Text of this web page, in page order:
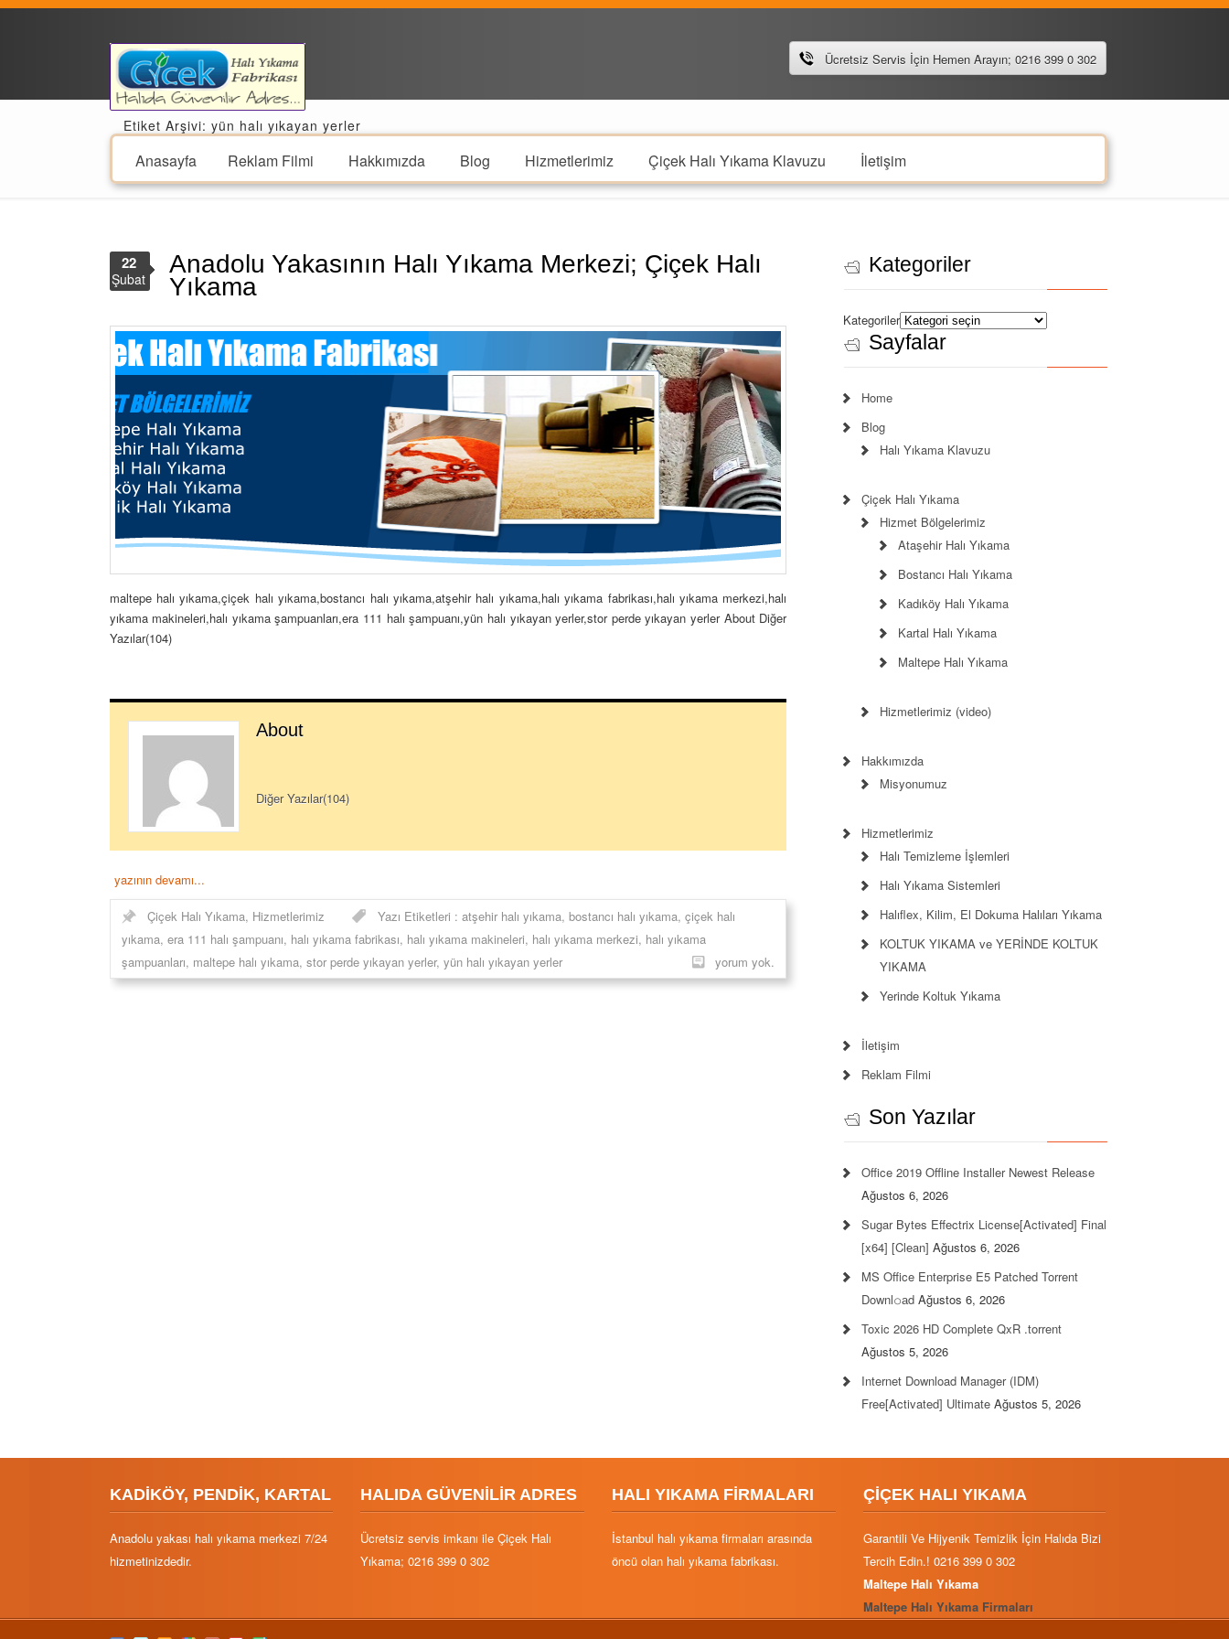
Ücretsiz Servis İçin Hemen Arayın; 0216 399 0 302
Anasayfa Reklam Filmi Hakkımızda Blog Hizmetlerimiz Çiçek Halı Yıkama Klavuzu İletişim
Etiket Arşivi: yün halı yıkayan yerler
Anadolu Yakasının Halı Yıkama Merkezi; Çiçek Halı
Yıkama
22
Şubat
maltepe halı yıkama,çiçek halı yıkama,bostancı halı yıkama,atşehir halı yıkama,halı yıkama fabrikası,halı yıkama merkezi,halı
yıkama makineleri,halı yıkama şampuanları,era 111 halı şampuanı,yün halı yıkayan yerler,stor perde yıkayan yerler About Diğer
Yazılar(104)
About
Diğer Yazılar(104)
yazının devamı...
Çiçek Halı Yıkama, Hizmetlerimiz Yazı Etiketleri : atşehir halı yıkama, bostancı halı yıkama, çiçek halı
yıkama, era 111 halı şampuanı, halı yıkama fabrikası, halı yıkama makineleri, halı yıkama merkezi, halı yıkama
şampuanları, maltepe halı yıkama, stor perde yıkayan yerler, yün halı yıkayan yerler yorum yok.
Kategoriler
Kategoriler
Sayfalar
Home
Blog
Halı Yıkama Klavuzu
Çiçek Halı Yıkama
Hizmet Bölgelerimiz
Ataşehir Halı Yıkama
Bostancı Halı Yıkama
Kadıköy Halı Yıkama
Kartal Halı Yıkama
Maltepe Halı Yıkama
Hizmetlerimiz (video)
Hakkımızda
Misyonumuz
Hizmetlerimiz
Halı Temizleme İşlemleri
Halı Yıkama Sistemleri
Halıflex, Kilim, El Dokuma Halıları Yıkama
KOLTUK YIKAMA ve YERİNDE KOLTUK
YIKAMA
Yerinde Koltuk Yıkama
İletişim
Reklam Filmi
Son Yazılar
Office 2019 Offline Installer Newest Release
Ağustos 6, 2026
Sugar Bytes Effectrix License[Activated] Final
[x64] [Clean] Ağustos 6, 2026
MS Office Enterprise E5 Patched Torrent
Downl𝚘аd Ağustos 6, 2026
Toxic 2026 HD Complete QxR .torrent
Ağustos 5, 2026
Internet Download Manager (IDM)
Free[Activated] Ultimate Ağustos 5, 2026
KADİKÖY, PENDİK, KARTAL
Anadolu yakası halı yıkama merkezi 7/24
hizmetinizdedir.
HALIDA GÜVENİLİR ADRES
Ücretsiz servis imkanı ile Çiçek Halı
Yıkama; 0216 399 0 302
HALI YIKAMA FİRMALARI
İstanbul halı yıkama firmaları arasında
öncü olan halı yıkama fabrikası.
ÇİÇEK HALI YIKAMA
Garantili Ve Hijyenik Temizlik İçin Halıda Bizi
Tercih Edin.! 0216 399 0 302
Maltepe Halı Yıkama
Maltepe Halı Yıkama Firmaları